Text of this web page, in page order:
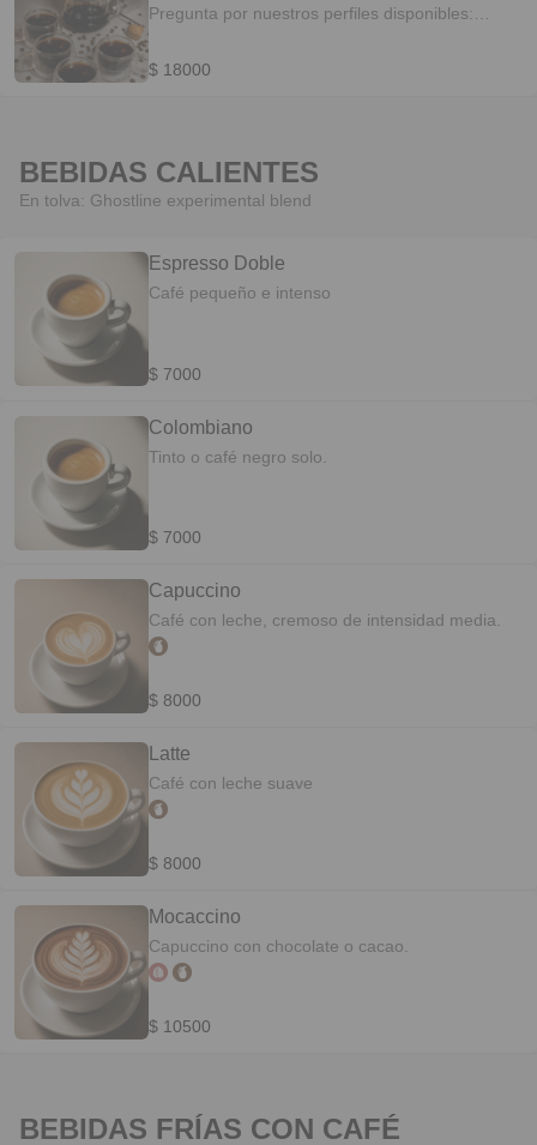
Pregunta por nuestros perfiles disponibles:
$ 18000
BEBIDAS CALIENTES
En tolva: Ghostline experimental blend
Espresso Doble
Café pequeño e intenso
$ 7000
Colombiano
Tinto o café negro solo.
$ 7000
Capuccino
Café con leche, cremoso de intensidad media.
$ 8000
Latte
Café con leche suave
$ 8000
Mocaccino
Capuccino con chocolate o cacao.
$ 10500
BEBIDAS FRÍAS CON CAFÉ